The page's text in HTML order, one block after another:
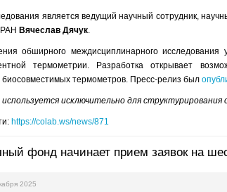
является ведущий научный сотрудник,
Вячеслав Дячук.
обширного междисциплинарного
термометрии. Разработка открывает
биосовместимых термометров. Пресс-релиз был
исключительно для
https://colab.ws/news/871
фонд начинает прием заявок на
2025